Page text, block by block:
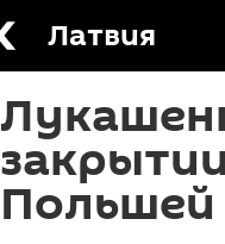
Латвия
Польшей